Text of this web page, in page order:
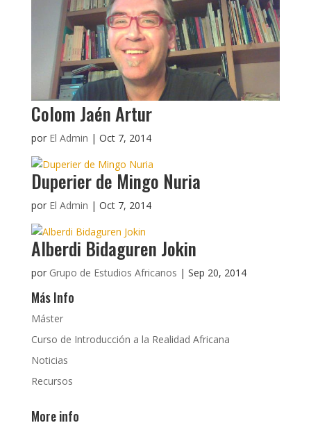
Colom Jaén Artur
por El Admin | Oct 7, 2014
Duperier de Mingo Nuria
por El Admin | Oct 7, 2014
Alberdi Bidaguren Jokin
por Grupo de Estudios Africanos | Sep 20, 2014
Más Info
Máster
Curso de Introducción a la Realidad Africana
Noticias
Recursos
More info